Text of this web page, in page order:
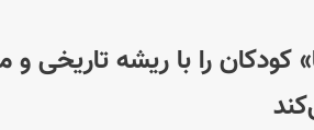
کودکان را با ریشه تاریخی و